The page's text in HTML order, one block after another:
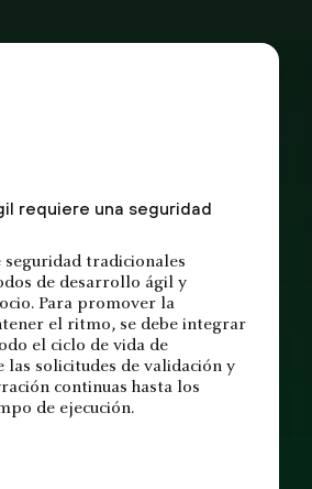
requiere una seguridad
seguridad tradicionales
de desarrollo ágil y
Para promover la
el ritmo, se debe integrar
el ciclo de vida de
las solicitudes de validación y
continuas hasta los
de ejecución.